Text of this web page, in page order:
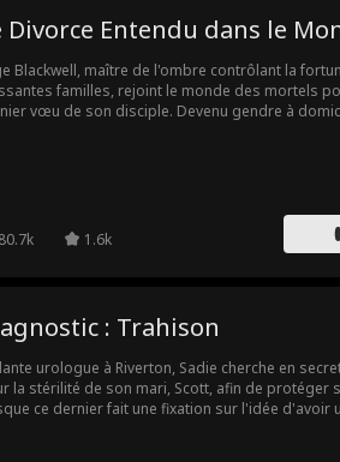
Divorce Entendu dans le
Blackwell, maître de l'ombre contrôlant la
familles, rejoint le monde des mortels
vœu de son disciple. Devenu gendre à
80.7k 1.6k
: Trahison
urologue à Riverton, Sadie cherche en
la stérilité de son mari, Scott, afin de protéger
ce dernier fait une fixation sur l'idée d'avoir